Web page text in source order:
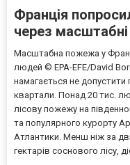
Франція
через
Масштабна пожежа у
людей © EPA-EFE/David
намагається не
квартали. Понад 20 тис.
лісову пожежу на
та популярного курорту
Атлантики. Менш ніж за
гектарів соснового лісу,